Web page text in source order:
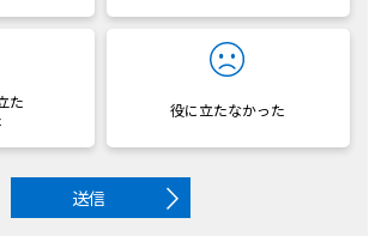
た
役に立たなかった
送信